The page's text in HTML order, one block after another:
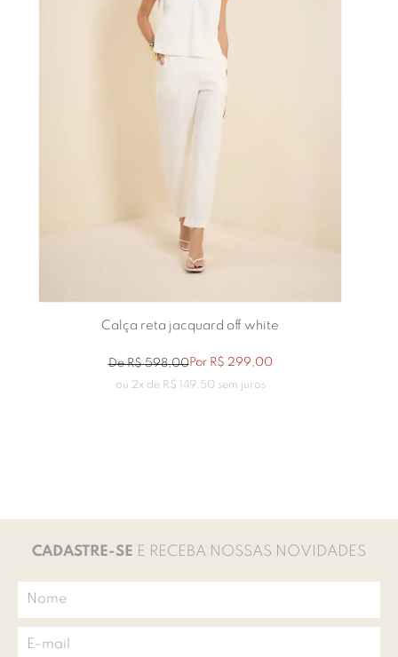
Calça reta jacquard off white
DeR$ 598,00Por R$ 299,00
ou 2x de R$ 149 50sem juros
CADASTRE-SE E RECEBA NOSSAS NOVIDADES